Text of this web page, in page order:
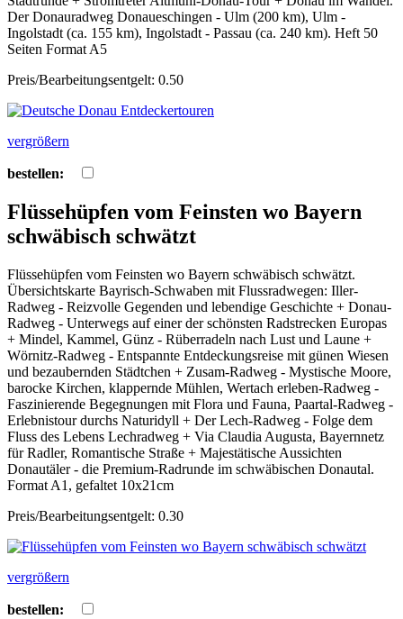
Der Donauradweg Donaueschingen - Ulm (200 km), Ulm -
Ingolstadt (ca. 155 km), Ingolstadt - Passau (ca. 240 km). Heft 50
Seiten Format A5
Preis/Bearbeitungsentgelt: 0.50
vergrößern
bestellen:
Flüssehüpfen vom Feinsten wo Bayern
schwäbisch schwätzt
Flüssehüpfen vom Feinsten wo Bayern schwäbisch schwätzt.
Übersichtskarte Bayrisch-Schwaben mit Flussradwegen: Iller-
Radweg - Reizvolle Gegenden und lebendige Geschichte + Donau-
Radweg - Unterwegs auf einer der schönsten Radstrecken Europas
+ Mindel, Kammel, Günz - Rüberradeln nach Lust und Laune +
Wörnitz-Radweg - Entspannte Entdeckungsreise mit günen Wiesen
und bezaubernden Städtchen + Zusam-Radweg - Mystische Moore,
barocke Kirchen, klappernde Mühlen, Wertach erleben-Radweg -
Faszinierende Begegnungen mit Flora und Fauna, Paartal-Radweg -
Erlebnistour durchs Naturidyll + Der Lech-Radweg - Folge dem
Fluss des Lebens Lechradweg + Via Claudia Augusta, Bayernnetz
für Radler, Romantische Straße + Majestätische Aussichten
Donautäler - die Premium-Radrunde im schwäbischen Donautal.
Format A1, gefaltet 10x21cm
Preis/Bearbeitungsentgelt: 0.30
vergrößern
bestellen: